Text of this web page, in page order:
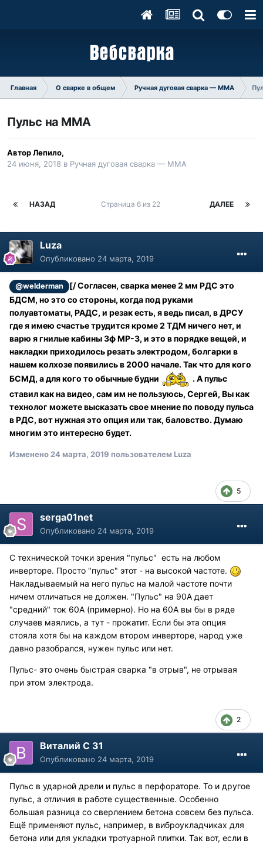
Главная О сварке в общем Ручная дуговая сварка — ММA
Пульс на ММА
АвторЛепило,
24 июня, 2018 в Ручная дуговая сварка — ММA
НАЗАД ДАЛЕЕ
Страница 6 из 22
Luza
Опубликовано 24 марта, 2019
@welderman
[/ Согласен, сварка менее 2 мм РДС это
БДСМ, но это со стороны, когда под руками
полуавтоматы, РАДС, и резак есть, я ведь писал, в ДРСУ
где я имею счастье трудится кроме 2 ТДМ ничего нет, и
варю я гнилые кабины 3ф МР-3, и это в порядке вещей, и
накладки приходилось резать электродом, болгарки в
нашем колхозе появились в 2000 начале. Так что для кого
БСМД, а для кого то обычные будни
. А пульс
ставил как на видео, сам им не пользуюсь, Сергей, Вы как
технолог можете высказать свое мнение по поводу пульса
в РДС, вот нужная это опция или так, баловство. Думаю
многим это интересно будет.
Изменено 24 марта, 2019 пользователем Luza
5
serga01net
Опубликовано 24 марта, 2019
С технической точки зрения "пульс" есть на любом
инверторе. Просто "пульс" этот - на высокой частоте.
Накладываемый на него пульс на малой частоте почти
ничем отличаться не должен. "Пульс" на 90А дает
"средний" ток 60А (примерно). Но на 60А вы бы в ряде
случаев маялись, а тут - прокатит. Если бы эта опция
стояла хотя бы на каждом втором инверторе, народ уже
давно разобрался, нужен пульс или нет.
Пульс- это очень быстрая сварка "в отрыв", не отрывая
при этом электрода.
2
Виталий С 31
Опубликовано 24 марта, 2019
Пульс в ударной дрели и пульс в перфораторе. То и другое
пульс, а отличия в работе существенные. Особенно
большая разница со сверлением бетона совсем без пульса.
Ещё применяют пульс, например, в виброукладчиках для
бетона или для укладки тротуарной плитки. Так вот, если в